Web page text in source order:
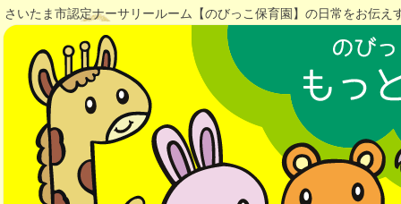
Skip
to
content
さいたま市認定ナーサリールーム【のびっこ保育園】の日常をお伝え